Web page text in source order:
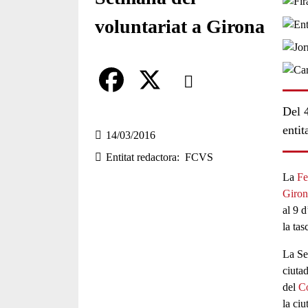
voluntariat a Girona
Comparteix
a
c
Compartir en altres xarxes
14/03/2016
Entitat redactora
FCVS
Del
La
al 9
la
La
del
la